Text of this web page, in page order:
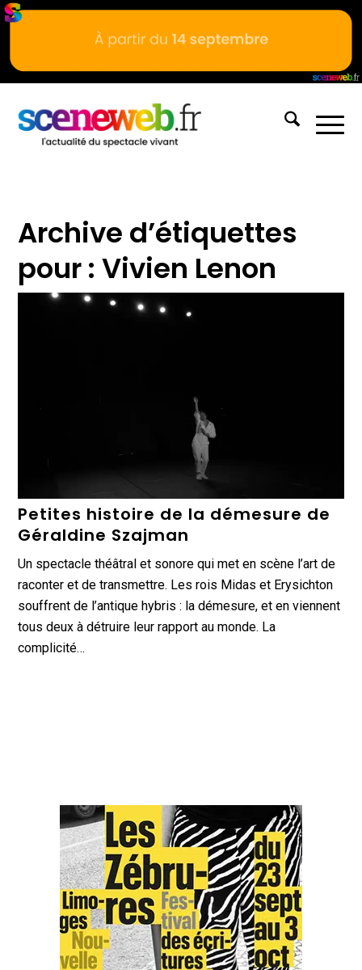
Archive d’étiquettes
pour :Vivien Lenon
Petites histoire de la démesure de
Géraldine Szajman
Un spectacle théâtral et sonore qui met en scène l’art de
raconter et de transmettre. Les rois Midas et Erysichton
souffrent de l’antique hybris : la démesure, et en viennent
tous deux à détruire leur rapport au monde. La
complicité…